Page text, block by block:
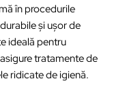
în procedurile
și ușor de
ideală pentru
tratamente de
ridicate de igienă.